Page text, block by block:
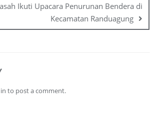
Ikuti Upacara Penurunan Bendera di
Kecamatan Randuagung
to post a comment.